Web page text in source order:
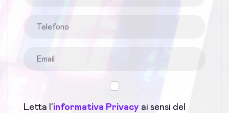
Letta l'informativa Privacy ai sensi del